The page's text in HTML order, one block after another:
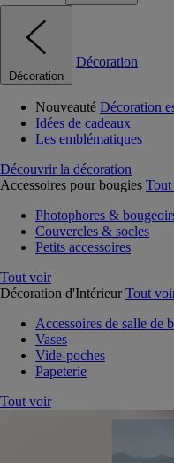
Décoration
Décoration
Nouveauté Décoration
Idées de cadeaux
Les emblématiques
Découvrir la décoration
Accessoires pour bougies
Photophores &
Couvercles & socles
Petits accessoires
Tout voir
Décoration d'Intérieur Tout
Accessoires de salle de
Vases
Vide-poches
Papeterie
Tout voir